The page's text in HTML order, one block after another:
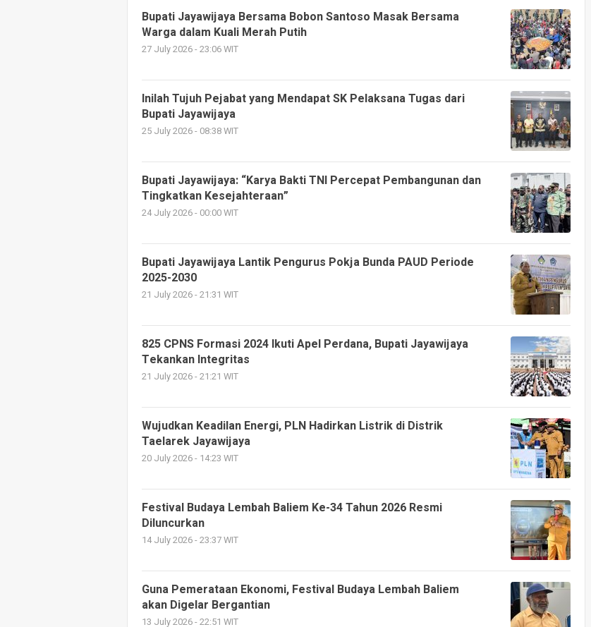
Bupati Jayawijaya Bersama Bobon Santoso Masak Bersama
Warga dalam Kuali Merah Putih
27 July 2026 - 23:06 WIT
Inilah Tujuh Pejabat yang Mendapat SK Pelaksana Tugas dari
Bupati Jayawijaya
25 July 2026 - 08:38 WIT
Bupati Jayawijaya: “Karya Bakti TNI Percepat Pembangunan dan
Tingkatkan Kesejahteraan”
24 July 2026 - 00:00 WIT
Bupati Jayawijaya Lantik Pengurus Pokja Bunda PAUD Periode
2025-2030
21 July 2026 - 21:31 WIT
825 CPNS Formasi 2024 Ikuti Apel Perdana, Bupati Jayawijaya
Tekankan Integritas
21 July 2026 - 21:21 WIT
Wujudkan Keadilan Energi, PLN Hadirkan Listrik di Distrik
Taelarek Jayawijaya
20 July 2026 - 14:23 WIT
Festival Budaya Lembah Baliem Ke-34 Tahun 2026 Resmi
Diluncurkan
14 July 2026 - 23:37 WIT
Guna Pemerataan Ekonomi, Festival Budaya Lembah Baliem
akan Digelar Bergantian
13 July 2026 - 22:51 WIT